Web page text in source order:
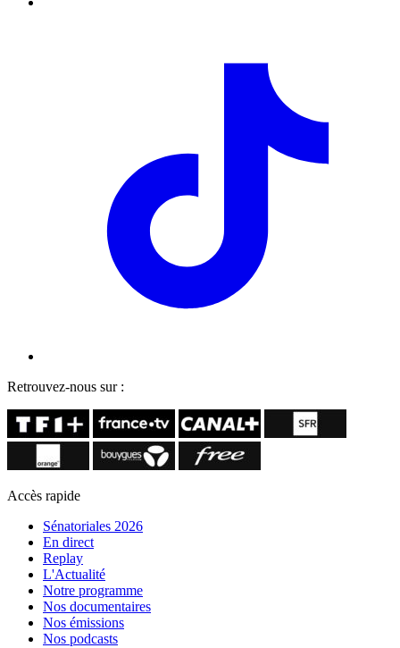
Retrouvez-nous sur :
Accès rapide
Sénatoriales 2026
En direct
Replay
L'Actualité
Notre programme
Nos documentaires
Nos émissions
Nos podcasts